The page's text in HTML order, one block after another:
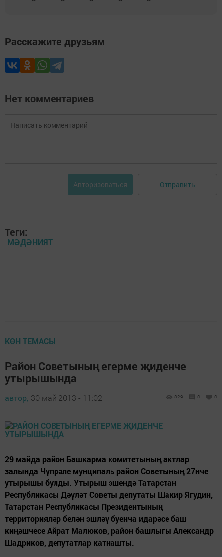
Расскажите друзьям
Нет комментариев
Авторизоваться Отправить
Теги:
МӘДӘНИЯТ
КӨН ТЕМАСЫ
Район Советының егерме җиденче
утырышында
автор, 30 май 2013 - 11:02 829 0 0
29 майда район Башкарма комитетының актлар
залында Чүпрәле мунципаль район Советының 27нче
утырышы булды. Утырыш эшендә Татарстан
Республикасы Дәүләт Советы депутаты Шакир Ягудин,
Татарстан Республикасы Президентының
территорияләр белән эшләү буенча идарәсе баш
киңәшчесе Айрат Малюков, район башлыгы Александр
Шадриков, депутатлар катнашты.